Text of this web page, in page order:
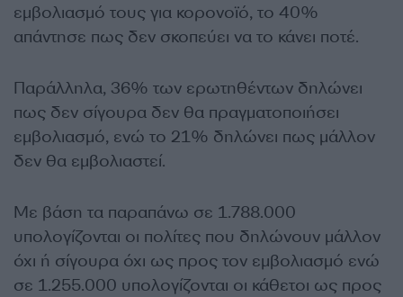
εμβολιασμό τους για κορονοϊό, το 40%
απάντησε πως δεν σκοπεύει να το κάνει ποτέ.
Παράλληλα, 36% των ερωτηθέντων δηλώνει
πως δεν σίγουρα δεν θα πραγματοποιήσει
εμβολιασμό, ενώ το 21% δηλώνει πως μάλλον
δεν θα εμβολιαστεί.
Με βάση τα παραπάνω σε 1.788.000
υπολογίζονται οι πολίτες που δηλώνουν μάλλον
όχι ή σίγουρα όχι ως προς τον εμβολιασμό ενώ
σε 1.255.000 υπολογίζονται οι κάθετοι ως προς